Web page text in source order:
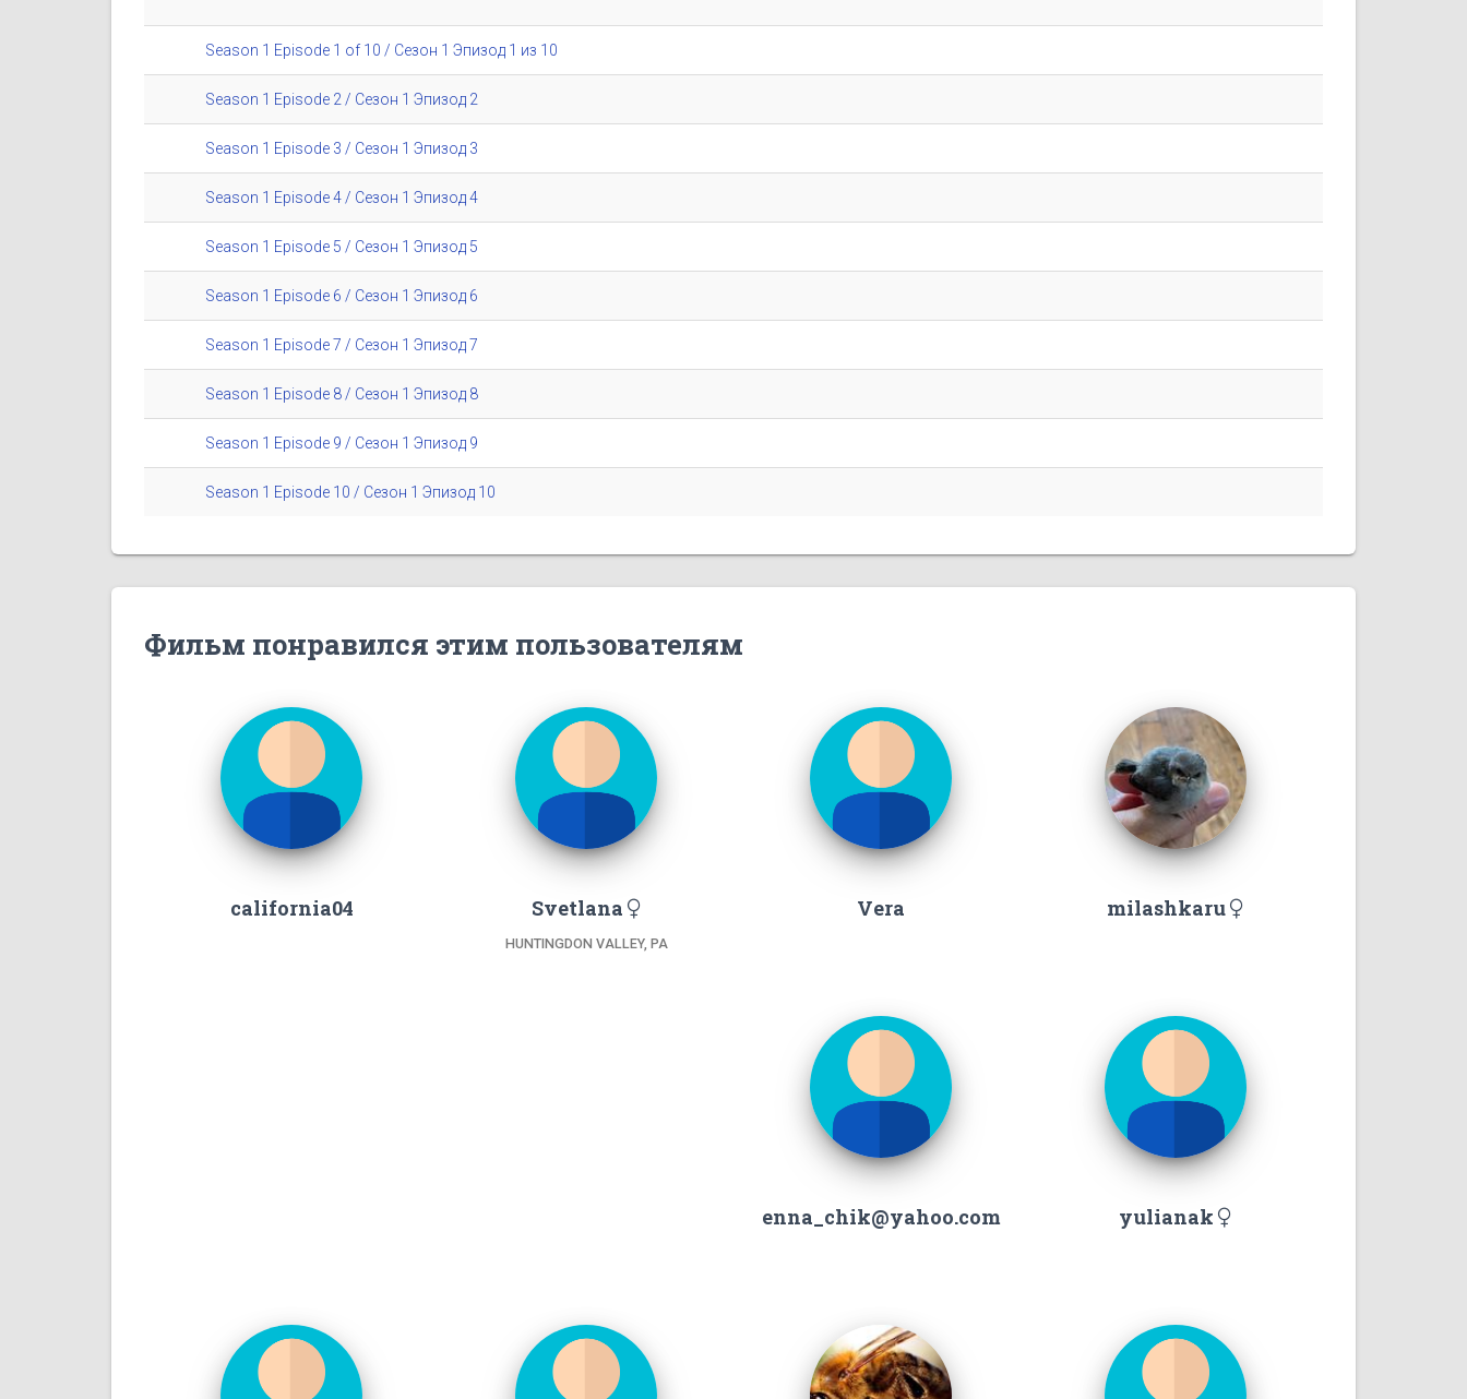
Season 1 Episode 1 of 10 / Сезон 1 Эпизод 1 из 10
Season 1 Episode 2 / Сезон 1 Эпизод 2
Season 1 Episode 3 / Сезон 1 Эпизод 3
Season 1 Episode 4 / Сезон 1 Эпизод 4
Season 1 Episode 5 / Сезон 1 Эпизод 5
Season 1 Episode 6 / Сезон 1 Эпизод 6
Season 1 Episode 7 / Сезон 1 Эпизод 7
Season 1 Episode 8 / Сезон 1 Эпизод 8
Season 1 Episode 9 / Сезон 1 Эпизод 9
Season 1 Episode 10 / Сезон 1 Эпизод 10
Фильм понравился этим пользователям
california04 Svetlana
HUNTINGDON VALLEY, PA
Vera milashkaru
enna_chik@yahoo.com yulianak